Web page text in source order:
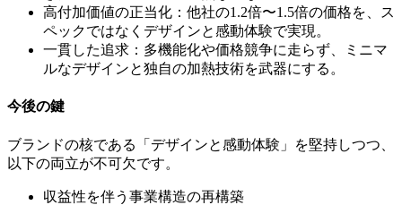
高付加価値の正当化：他社の1.2倍〜1.5倍の価格を、ス
ペックではなくデザインと感動体験で実現。
一貫した追求：多機能化や価格競争に走らず、ミニマ
ルなデザインと独自の加熱技術を武器にする。
今後の鍵
ブランドの核である「デザインと感動体験」を堅持しつつ、
以下の両立が不可欠です。
収益性を伴う事業構造の再構築